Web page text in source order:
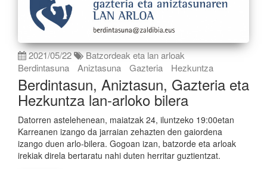
2021/05/22
Batzordeak eta lan arloak
Berdintasuna
Aniztasuna Gazteria Hezkuntza
Berdintasun, Aniztasun, Gazteria eta
Hezkuntza lan-arloko bilera
Datorren astelehenean, maiatzak 24, iluntzeko 19:00etan
Karreanen izango da jarraian zehazten den gaiordena
izango duen arlo-bilera. Gogoan izan, batzorde eta arloak
irekiak direla bertaratu nahi duten herritar guztientzat.